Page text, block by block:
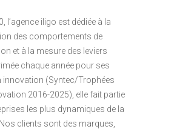
l’agence iligo est dédiée à la
des comportements de
et à la mesure des leviers
chaque année pour ses
innovation (Syntec/Trophées
2016-2025), elle fait partie
les plus dynamiques de la
clients sont des marques,